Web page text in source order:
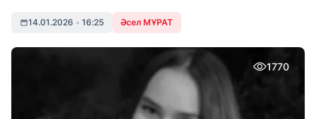
14.01.2026 • 16:25 Әсел МҰРАТ
1770